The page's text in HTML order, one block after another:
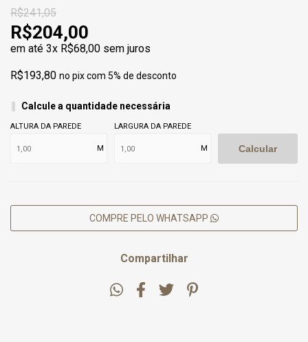
R$241,05
R$204,00
em até 3x R$68,00 sem juros
R$193,80 no pix com 5% de desconto
Calcule a quantidade necessária
ALTURA DA PAREDE
M
LARGURA DA PAREDE
M Calcular
COMPRE PELO WHATSAPP
Compartilhar